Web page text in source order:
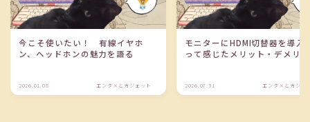
今こそ使いたい！ 有線イヤホ
ン、ヘッドホンの魅力を語る
2026.01.08 エンタメとガジェット
モニターにHDMI切替器を導入
って感じたメリット・デメリ
2026.07.31 エンタメとガジェ